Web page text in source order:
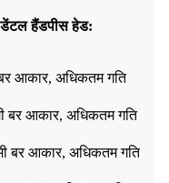
डेंटल हैंडपीस हेड:
आकार, अधिकतम गति
बर आकार, अधिकतम गति
बर आकार, अधिकतम गति